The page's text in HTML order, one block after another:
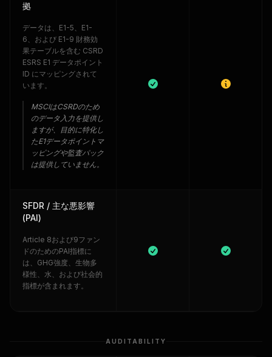
拠
データは、E1-5、E1-
6、および E1-9 財務効
果テーブルを含む CSRD
ESRS E1 データポイント
ID にマッピングされて
います。
MSCIはCSRDのため
のデータ入力を提供し
ますが、目的に特化し
たE1データポイントマ
ッピングや監査パック
は提供していません。
SFDR / 主な悪影響
(PAI)
Article 8および9ファン
ドのためのPAI指標に
は、GHG強度、生物多
様性、水、および社会的
指標が含まれます。
AUDITABILITY